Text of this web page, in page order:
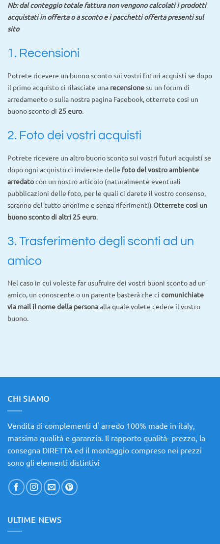
Nb: dal conteggio totale fattura non vengono calcolati i prodotti
acquistati in offerta o a sconto e i pacchetti offerta presenti sul
sito
1. Recensioni
Potrete ricevere un buono sconto sui vostri futuri acquisti se dopo
il primo acquisto ci rilasciate una recensionesu un forum di
arredamento o sulla nostra pagina Facebook, otterrete cosi un
buono sconto di 25 euro.
2. Foto dei vostri acquisti
Potrete ricevere un altro buono sconto sui vostri futuri acquisti se
dopo ogni acquisto ci invierete delle foto del vostro ambiente
arredatocon un nostro articolo (naturalmente eventuali
pubblicazioni delle foto, per le quali ci darete il vostro consenso,
saranno del tutto anonime e senza riferimenti) Otterrete cosi un
buono sconto di altri 25 euro
3. Trasferimento degli sconti ad un
amico
Nel caso in cui voleste far usufruire dei vostri buoni sconto ad un
amico, un conoscente o un parente basterà che ci comunichiate
via mail il nome della personaalla quale volete cedere il vostro
buono.
CHI SIAMO
Vendita di complementi d' arredo 100% made in italy,
massima qualità e garanzia. Il rapporto qualità- prezzo, la
consegna DIRETTA ed il montaggio compreso nei prezzi
sono gli elementi distintivi
ULTIME NEWS